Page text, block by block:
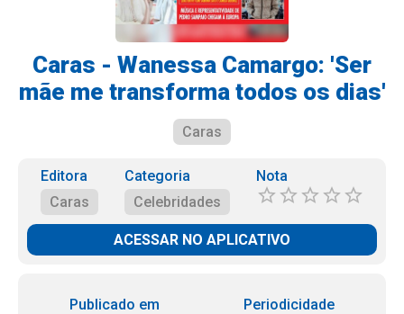
Caras - Wanessa Camargo: 'Ser
mãe me transforma todos os dias'
Caras
Editora
Caras
Categoria
Celebridades
Nota
ACESSAR NO APLICATIVO
Publicado em
Periodicidade